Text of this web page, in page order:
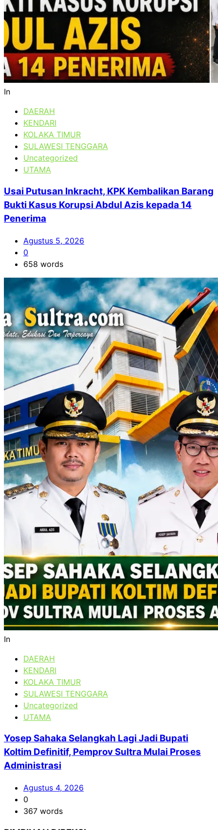
In
DAERAH
KENDARI
KOLAKA TIMUR
SULAWESI TENGGARA
Uncategorized
UTAMA
Usai Putusan Inkracht, KPK Kembalikan Barang
Bukti Kasus Korupsi Abdul Azis kepada 14
Penerima
Agustus 5, 2026
0
658 words
In
DAERAH
KENDARI
KOLAKA TIMUR
SULAWESI TENGGARA
Uncategorized
UTAMA
Yosep Sahaka Selangkah Lagi Jadi Bupati
Koltim Definitif, Pemprov Sultra Mulai Proses
Administrasi
Agustus 4, 2026
0
367 words